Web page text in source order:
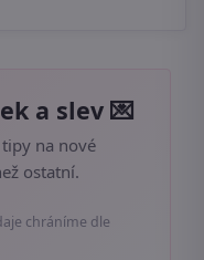
a slev 💌
na nové
ostatní.
chráníme dle